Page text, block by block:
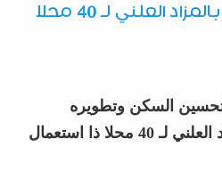
عدل تعلن عن البيع بالمزاد العلني لـ 40 محلا
لتحسين السكن وتطويره
“عدل”، عن البيع بالمزاد العلني لـ 40 محلا ذا استعمال